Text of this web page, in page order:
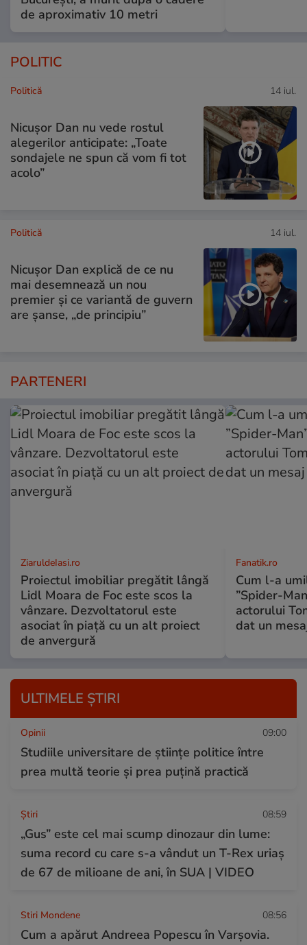
de aproximativ 10 metri
POLITIC
Politică 14 iul.
Nicușor Dan nu vede rostul
alegerilor anticipate: „Toate
sondajele ne spun că vom fi tot
acolo”
Politică 14 iul.
Nicușor Dan explică de ce nu
mai desemnează un nou
premier și ce variantă de guvern
are șanse, „de principiu”
PARTENERI
ZiaruldeIasi.ro
Proiectul imobiliar pregătit lângă
Lidl Moara de Foc este scos la
vânzare. Dezvoltatorul este
asociat în piață cu un alt proiect
de anvergură
Fanatik.ro
Cum l-a
”Spider-
actorului
dat un
ULTIMELE ȘTIRI
Opinii 09:00
Studiile universitare de științe politice între
prea multă teorie și prea puțină practică
Ştiri 08:59
„Gus” este cel mai scump dinozaur din lume:
suma record cu care s-a vândut un T-Rex uriaș
de 67 de milioane de ani, în SUA | VIDEO
Stiri Mondene 08:56
Cum a apărut Andreea Popescu în Varșovia.